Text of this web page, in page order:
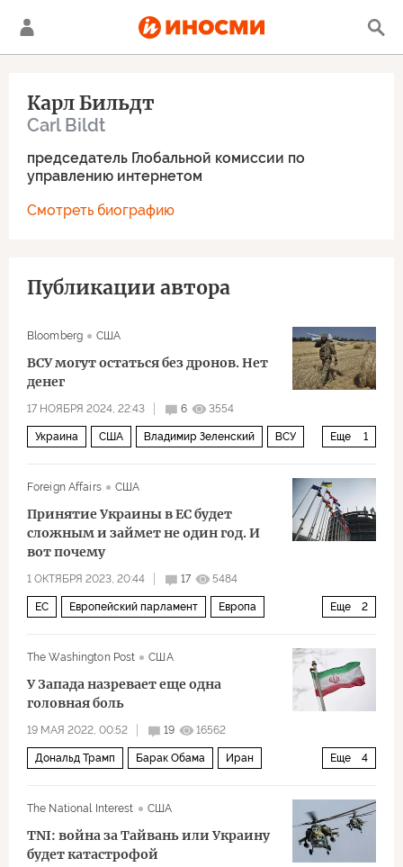
Карл Бильдт
Carl Bildt
председатель Глобальной комиссии по
управлению интернетом
Смотреть биографию
Публикации автора
Bloomberg США
ВСУ могут остаться без дронов. Нет
денег
17 НОЯБРЯ 2024, 22:43 6 3554
Еще 1
Украина США Владимир Зеленский ВСУ
Foreign Affairs
США
Принятие Украины в ЕС будет
сложным и займет не один год. И
вот почему
1 ОКТЯБРЯ 2023, 20:44 17 5484
Еще 2
ЕС Европейский парламент Европа
The Washington Post
США
У Запада назревает еще одна
головная боль
19 МАЯ 2022, 00:52 19 16562
Еще 4
Дональд Трамп Барак Обама Иран
Совместный всеобъемлющий план действий по ядерной программе Ирана (СВПД)
The National Interest США
TNI: война за Тайвань или Украину
будет катастрофой